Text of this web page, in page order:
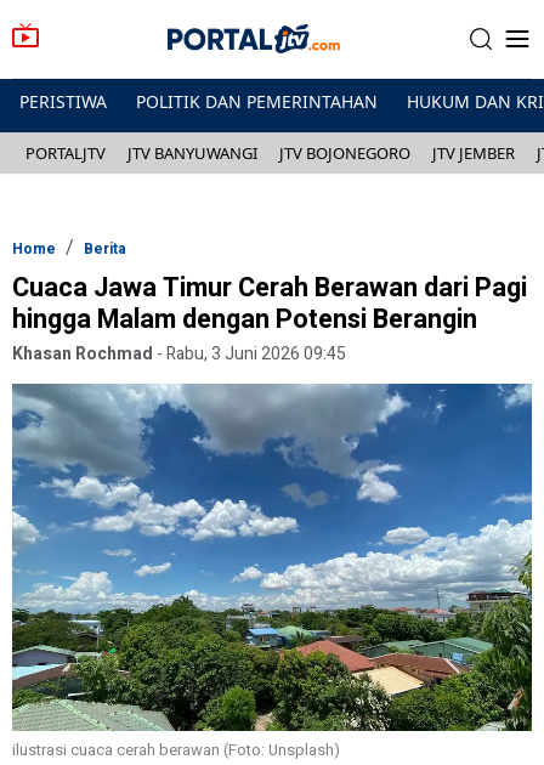
PERISTIWA POLITIK DAN PEMERINTAHAN HUKUM DAN
PORTALJTV JTV BANYUWANGI JTV BOJONEGORO JTV JEMBER
Home Berita
Cuaca Jawa Timur Cerah Berawan dari Pagi
hingga Malam dengan Potensi Berangin
Khasan Rochmad -Rabu, 3 Juni 2026 09:45
ilustrasi cuaca cerah berawan (Foto: Unsplash)